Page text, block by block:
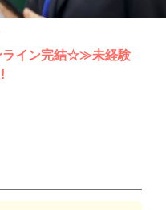
イン完結☆≫未経験